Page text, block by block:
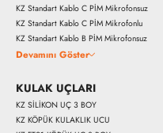
KZ Standart Kablo C PİM Mikrofonsuz
KZ Standart Kablo C PİM Mikrofonlu
KZ Standart Kablo B PİM Mikrofonsuz
Devamını Göster
KULAK UÇLARI
KZ SİLİKON UÇ 3 BOY
KZ KÖPÜK KULAKLIK UCU